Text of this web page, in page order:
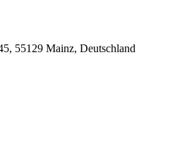
55129 Mainz, Deutschland